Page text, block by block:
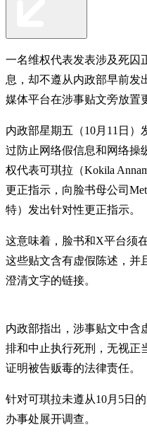
一名维权代表发表涉及死囚
息，却不遵从内政部早前发
媒体平台在涉事贴文旁放置
内政部星期五（10月11日）
过防止网络假信息和网络操
权代表可琪拉（Kokila
更正指示，向脸书母公司
特）发出针对性更正指示。
这意味着，脸书和X平台须
这些贴文含有虚假陈述，并
澄清文字的链接。
内政部指出，涉事贴文中含
排和中止执行死刑，无视正
证明被告贩毒的法律责任。
针对可琪拉未遵从10月5日
办事处展开调查。